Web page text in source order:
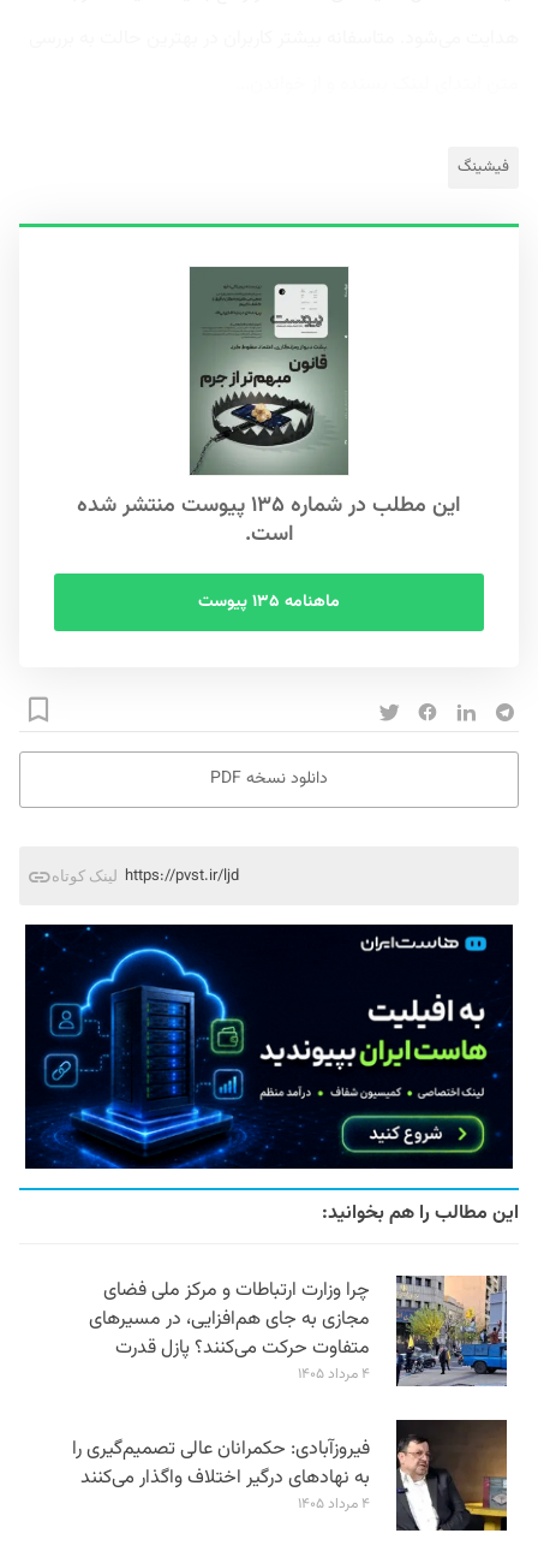
فیشینگ
این مطلب در شماره ۱۳۵ پیوست منتشر شده
است.
ماهنامه ۱۳۵ پیوست
دانلود نسخه PDF
لینک کوتاه https://pvst.ir/ljd
این مطالب را هم بخوانید:
چرا وزارت ارتباطات و مرکز ملی فضای
مجازی به جای هم‌افزایی، در مسیرهای
متفاوت حرکت می‌کنند؟ پازل قدرت
۴ مرداد ۱۴۰۵
فیروزآبادی: حکمرانان عالی تصمیم‌گیری را
به نهادهای درگیر اختلاف واگذار می‌کنند
۴ مرداد ۱۴۰۵